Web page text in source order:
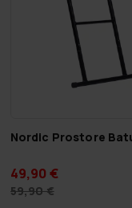
Nordic Prostore
49,90 €
59,90 €